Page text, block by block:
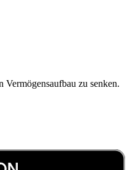
zu senken.